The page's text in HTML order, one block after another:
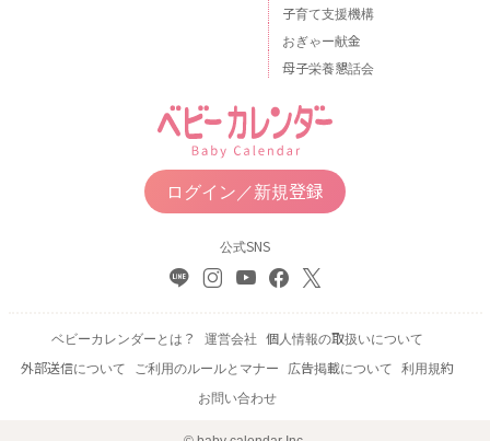
子育て支援機構
おぎゃー献金
母子栄養懇話会
ログイン／新規登録
公式SNS
ベビーカレンダーとは？ 運営会社 個人情報の取扱いについて
外部送信について
ご利用のルールとマナー 広告掲載について 利用規約
お問い合わせ